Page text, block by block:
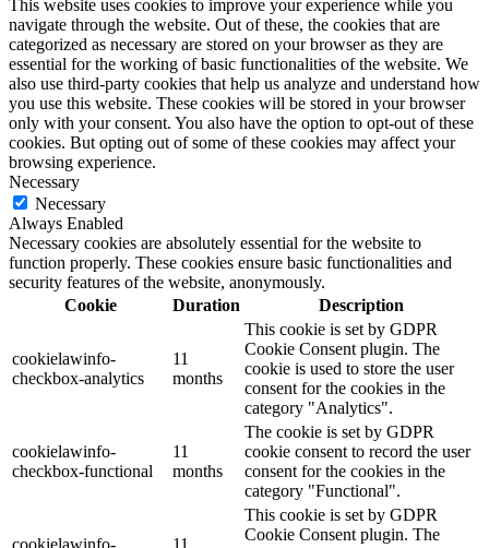
This website uses cookies to improve your experience while you
navigate through the website. Out of these, the cookies that are
categorized as necessary are stored on your browser as they are
essential for the working of basic functionalities of the website. We
also use third-party cookies that help us analyze and understand how
you use this website. These cookies will be stored in your browser
only with your consent. You also have the option to opt-out of these
cookies. But opting out of some of these cookies may affect your
browsing experience.
Necessary
Necessary
Always Enabled
Necessary cookies are absolutely essential for the website to
function properly. These cookies ensure basic functionalities and
security features of the website, anonymously.
Cookie
Duration Description
cookielawinfo-
checkbox-analytics
11
months
This cookie is set by GDPR
Cookie Consent plugin. The
cookie is used to store the user
consent for the cookies in the
category "Analytics".
cookielawinfo-
checkbox-functional
11
months
The cookie is set by GDPR
cookie consent to record the user
consent for the cookies in the
category "Functional".
This cookie is set by GDPR
Cookie Consent plugin. The